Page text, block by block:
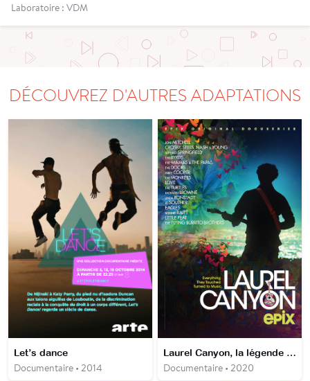
Laboratoire : VDM
DÉCOUVREZ D'AUTRES ADAPTATIONS
Let’s dance
Documentaire • 2014
Laurel Canyon, la légende pop-rock d'Hollywood
Documentaire • 2020